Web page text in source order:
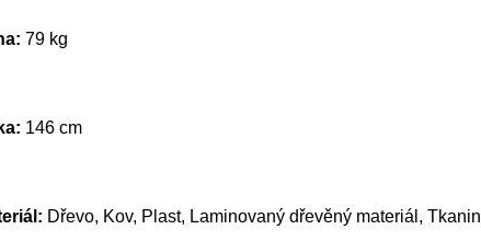
79 kg
146 cm
Dřevo, Kov, Plast, Laminovaný dřevěný materiál,